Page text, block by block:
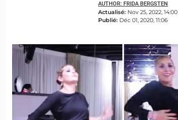
AUTHOR: FRIDA BERGSTEN
Actualisé: Nov 25, 2022, 14:00
Publié: Déc 01, 2020, 11:06